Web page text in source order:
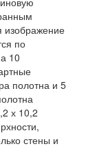
изображение
по
10
полотна и 5
х 10,2
стены и